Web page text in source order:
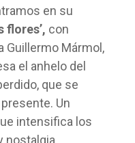
en su
flores’, con
Guillermo Mármol,
el anhelo del
que se
Un
intensifica los